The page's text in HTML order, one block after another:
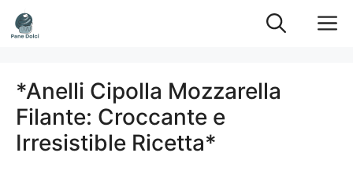
Vai
al
*Anelli Cipolla Mozzarella
Filante: Croccante e
Irresistible Ricetta*